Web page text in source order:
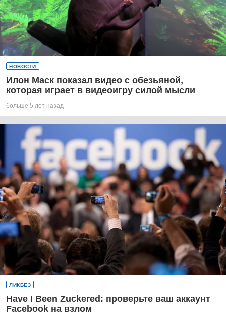
НОВОСТИ
Илон Маск показал видео с обезьяной,
которая играет в видеоигру силой мысли
больше 5 лет назад
ЛИКБЕЗ
Have I Been Zuckered: проверьте ваш аккаунт
Facebook на взлом